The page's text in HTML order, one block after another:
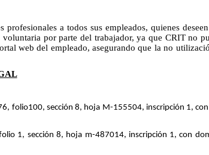
a todos sus empleados, quienes
por parte del trabajador, ya que CRIT no
web del empleado, asegurando que la no
folio100, sección 8, hoja M-155504, inscripción 1,
1, sección 8, hoja m-487014, inscripción 1, con